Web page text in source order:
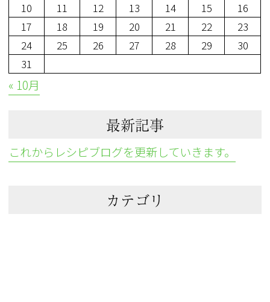
« 10月
10
11 12 13 14 15
16
17
18 19 20 21 22
23
24
25 26 27 28 29
30
31
最新記事
これからレシピブログを更新していきます。
カテゴリ